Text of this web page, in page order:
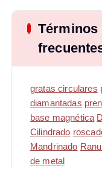
Términos
gratas circulares
diamantadas
base magnética
Cilindrado
Mandrinado
de metal